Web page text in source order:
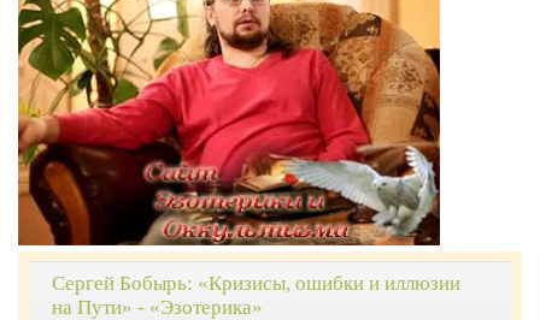
Сергей Бобырь: «Кризисы, ошибки и иллюзии
на Пути» - «Эзотерика»